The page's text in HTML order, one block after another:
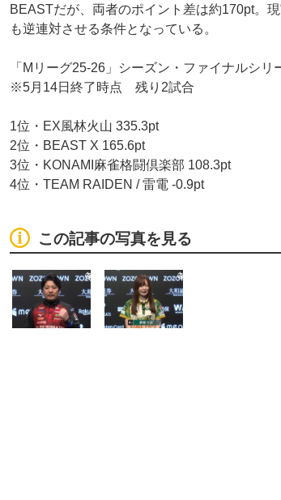
BEASTだが、両者のポイント差は約170pt。
も逆連対させる条件となっている。
「Mリーグ25‐26」シーズン・ファイナルシ
※5月14日終了時点 残り2試合
1位・EX風林火山 335.3pt
2位・BEAST X 165.6pt
3位・KONAMI麻雀格闘倶楽部 108.3pt
4位・TEAM RAIDEN / 雷電 -0.9pt
この記事の写真を見る